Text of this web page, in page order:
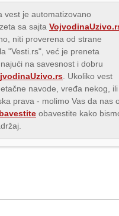
vest je automatizovano
sa sajta
niti proverena od strane
"Vesti.rs", već je preneta
na savesnost i dobru
. Ukoliko vest
navode, vređa nekog, ili
prava - molimo Vas da nas o
obavestite kako